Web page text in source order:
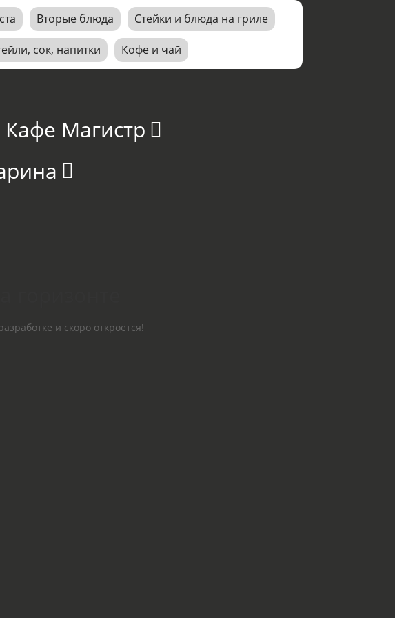
Вторые блюда Стейки и блюда на гриле
сок, напитки Кофе и чай
Кафе Магистр
и скоро откроется!